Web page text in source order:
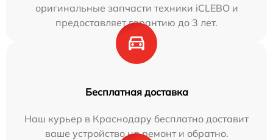
оригинальные запчасти техники iCLEBO и
предоставляет гарантию до 3 лет.
Бесплатная доставка
Наш курьер в Краснодару бесплатно доставит
ваше устройство на ремонт и обратно.